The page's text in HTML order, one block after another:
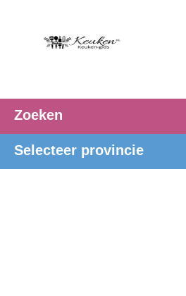
Zoeken
Selecteer provincie